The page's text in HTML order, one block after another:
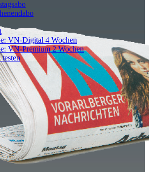
VN-Digital 4 Wochen
VN-Premium 2 Wochen